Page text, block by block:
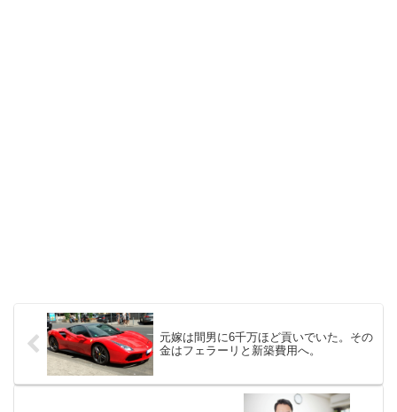
元嫁は間男に6千万ほど貢いでいた。その
金はフェラーリと新築費用へ。